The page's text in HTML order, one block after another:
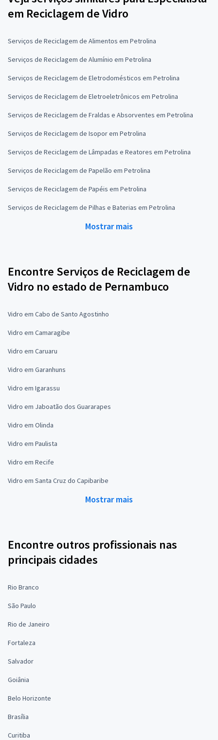
em Reciclagem de Vidro
Serviços de Reciclagem de Alimentos em Petrolina
Serviços de Reciclagem de Alumínio em Petrolina
Serviços de Reciclagem de Eletrodomésticos em Petrolina
Serviços de Reciclagem de Eletroeletrônicos em Petrolina
Serviços de Reciclagem de Fraldas e Absorventes em Petrolina
Serviços de Reciclagem de Isopor em Petrolina
Serviços de Reciclagem de Lâmpadas e Reatores em Petrolina
Serviços de Reciclagem de Papelão em Petrolina
Serviços de Reciclagem de Papéis em Petrolina
Serviços de Reciclagem de Pilhas e Baterias em Petrolina
Mostrar mais
Encontre Serviços de Reciclagem de
Vidro no estado de Pernambuco
Vidro em Cabo de Santo Agostinho
Vidro em Camaragibe
Vidro em Caruaru
Vidro em Garanhuns
Vidro em Igarassu
Vidro em Jaboatão dos Guararapes
Vidro em Olinda
Vidro em Paulista
Vidro em Recife
Vidro em Santa Cruz do Capibaribe
Mostrar mais
Encontre outros profissionais nas
principais cidades
Rio Branco
São Paulo
Rio de Janeiro
Fortaleza
Salvador
Goiânia
Belo Horizonte
Brasília
Curitiba